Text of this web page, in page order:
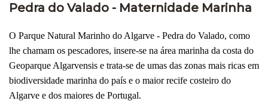
Pedra do Valado - Maternidade Marinha
O Parque Natural Marinho do Algarve - Pedra do Valado, como
lhe chamam os pescadores, insere-se na área marinha da costa do
Geoparque Algarvensis e trata-se de umas das zonas mais ricas em
biodiversidade marinha do país e o maior recife costeiro do
Algarve e dos maiores de Portugal.